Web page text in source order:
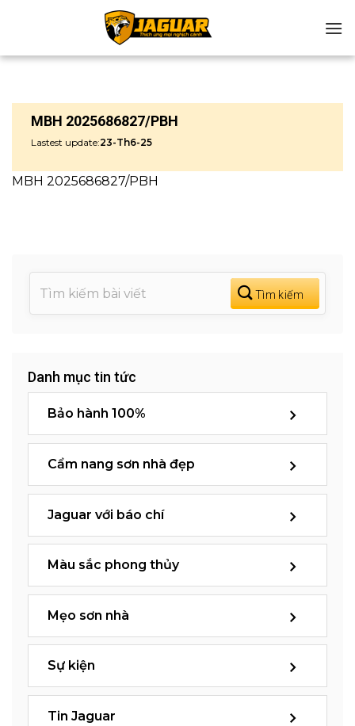
MBH 2025686827/PBH
Lastest update:23-Th6-25
MBH 2025686827/PBH
Danh mục tin tức
Bảo hành 100%
Cẩm nang sơn nhà đẹp
Jaguar với báo chí
Màu sắc phong thủy
Mẹo sơn nhà
Sự kiện
Tin Jaguar